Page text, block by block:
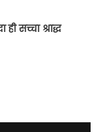
सच्चा श्राद्ध